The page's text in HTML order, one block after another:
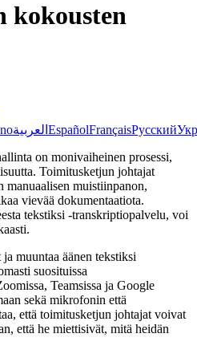
kokousten
العربية EspañolFrançaisРусский
on monivaiheinen prosessi,
Toimitusketjun johtajat
manuaalisen muistiinpanon,
vievää dokumentaatiota.
tekstiksi -transkriptiopalvelu, voi
muuntaa äänen tekstiksi
suosituissa
Teamsissa ja Google
sekä mikrofonin että
että toimitusketjun johtajat voivat
että he miettisivät, mitä heidän